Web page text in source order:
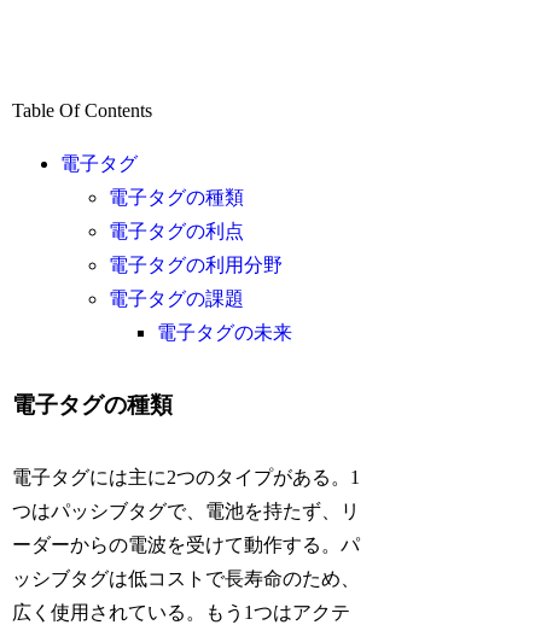
Table Of Contents
電子タグ
電子タグの種類
電子タグの利点
電子タグの利用分野
電子タグの課題
電子タグの未来
電子タグの種類
電子タグには主に2つのタイプがある。1
つはパッシブタグで、電池を持たず、リ
ーダーからの電波を受けて動作する。パ
ッシブタグは低コストで長寿命のため、
広く使用されている。もう1つはアクテ